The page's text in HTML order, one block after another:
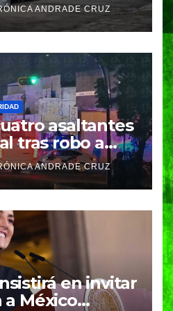
ANDRADE CRUZ
asaltantes
tras robo a
de
celulares
arma
ANDRADE CRUZ
en invitar
a México